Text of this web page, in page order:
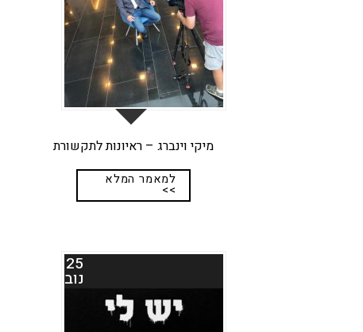
מיקי וינברג – ראיונות לתקשורת
למאמר המלא
>>
25
נוב